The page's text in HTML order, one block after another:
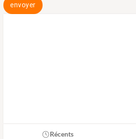
envoyer
Récents